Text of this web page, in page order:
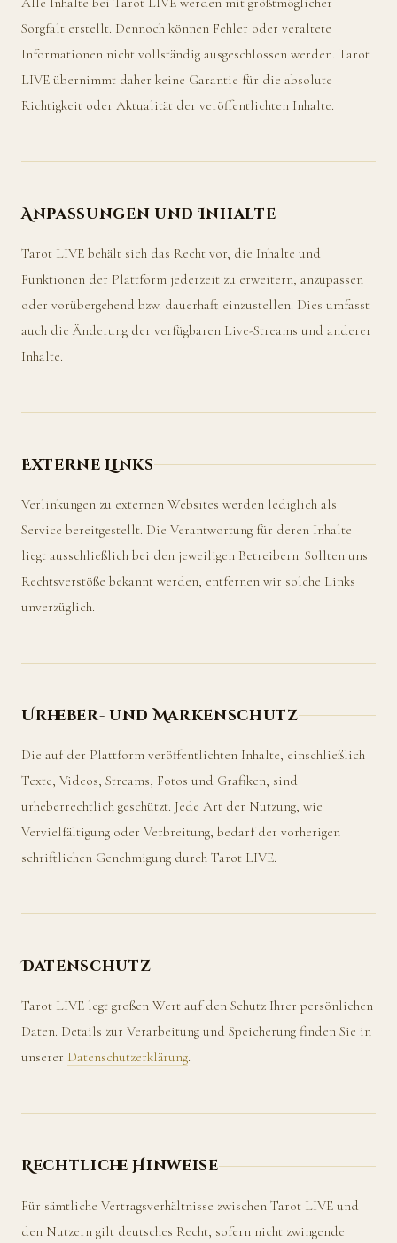
Sorgfalt erstellt. Dennoch können Fehler oder veraltete
Informationen nicht vollständig ausgeschlossen werden. Tarot
LIVE übernimmt daher keine Garantie für die absolute
Richtigkeit oder Aktualität der veröffentlichten Inhalte.
Anpassungen und Inhalte
Tarot LIVE behält sich das Recht vor, die Inhalte und
Funktionen der Plattform jederzeit zu erweitern, anzupassen
oder vorübergehend bzw. dauerhaft einzustellen. Dies umfasst
auch die Änderung der verfügbaren Live-Streams und anderer
Inhalte.
Externe Links
Verlinkungen zu externen Websites werden lediglich als
Service bereitgestellt. Die Verantwortung für deren Inhalte
liegt ausschließlich bei den jeweiligen Betreibern. Sollten uns
Rechtsverstöße bekannt werden, entfernen wir solche Links
unverzüglich.
Urheber- und Markenschutz
Die auf der Plattform veröffentlichten Inhalte, einschließlich
Texte, Videos, Streams, Fotos und Grafiken, sind
urheberrechtlich geschützt. Jede Art der Nutzung, wie
Vervielfältigung oder Verbreitung, bedarf der vorherigen
schriftlichen Genehmigung durch Tarot LIVE.
Datenschutz
Tarot LIVE legt großen Wert auf den Schutz Ihrer persönlichen
Daten. Details zur Verarbeitung und Speicherung finden Sie in
unserer Datenschutzerklärung.
Rechtliche Hinweise
Für sämtliche Vertragsverhältnisse zwischen Tarot LIVE und
den Nutzern gilt deutsches Recht, sofern nicht zwingende